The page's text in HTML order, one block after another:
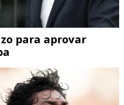
para aprovar